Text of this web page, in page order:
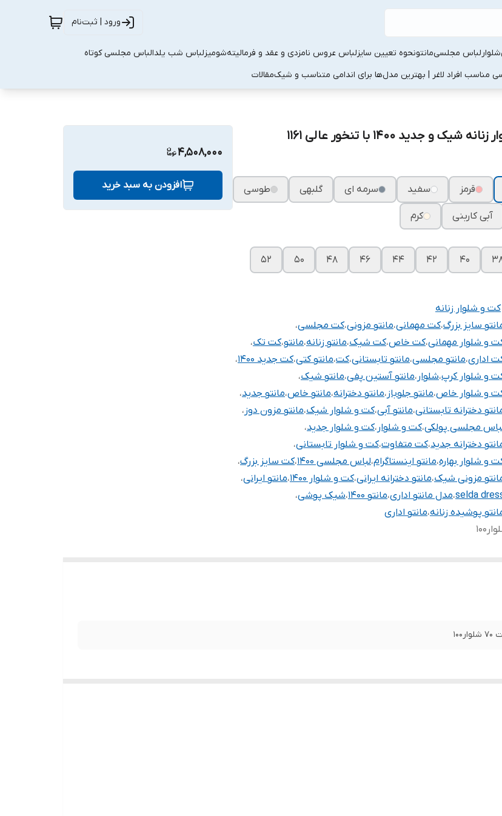
ورود | ثبت‌نام
شلوارلباس مجلسیمانتونحوه تعیین سایزلباس عروس نامزدی و عقد و فرمالیتهشومیزلباس شب یلدالباس مجلسی کوتاه
مناسب افراد لاغر | بهترین مدل‌ها برای اندامی متناسب و شیکمقالات
و جدید ۱۴۰۰ با تنخور عالی ۱۱۶۱
قرمز سفید سرمه ای گلبهی طوسی
آبی کاربنی
کرم
۴۰ ۴۲ ۴۴ ۴۶ ۴۸ ۵۰ ۵۲
کت و شلوار زنانه
سایز بزرگ،کت مهمانی،مانتو مزونی،کت مجلسی،
و شلوار مهمانی،کت خاص،کت شیک،مانتو زنانه،مانتو،کت تک،
اداری،مانتو مجلسی،مانتو تابستانی،کت،مانتو کتی،کت جدید ۱۴۰۰
،
و شلوار کرپ،شلوار ،مانتو آستین پفی،مانتو شیک،
و شلوار خاص،مانتو جلوباز ،مانتو دخترانه،مانتو خاص،مانتو جدید،
دخترانه تابستانی،مانتو آبی،کت و شلوار شیک،مانتو مزون دوز ،
مجلسی پولکی،کت و شلوار ،کت و شلوار جدید،
دخترانه جدید،کت متفاوت،کت و شلوار تابستانی،
و شلوار بهاره،مانتو اینستاگرام،لباس مجلسی ۱۴۰۰ ،کت سایز بزرگ،
مزونی شیک،مانتو دخترانه ایرانی،کت و شلوار ۱۴۰۰ ،مانتو ایرانی،
selda،مدل مانتو اداری،مانتو ۱۴۰۰ ،شیک پوشی،
پوشیده زنانه،مانتو اداری
4,508,000
افزودن به سبد خرید